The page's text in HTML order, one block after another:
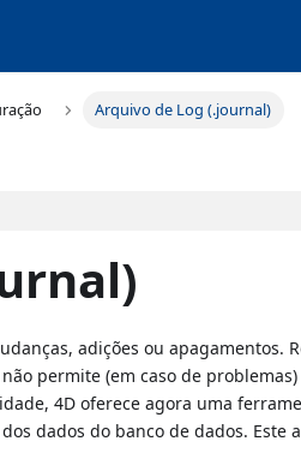
Arquivo de Log (.journal)
adições ou apagamentos.
permite (em caso de
4D oferece agora uma
dados do banco de dados. Este